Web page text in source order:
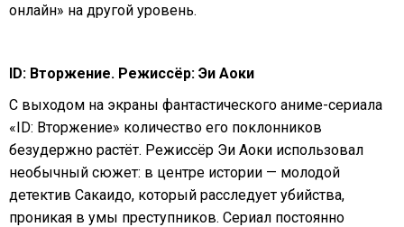
онлайн» на другой уровень.
ID: Вторжение. Режиссёр: Эи Аоки
С выходом на экраны фантастического аниме-сериала
«ID: Вторжение» количество его поклонников
безудержно растёт. Режиссёр Эи Аоки использовал
необычный сюжет: в центре истории — молодой
детектив Сакаидо, который расследует убийства,
проникая в умы преступников. Сериал постоянно